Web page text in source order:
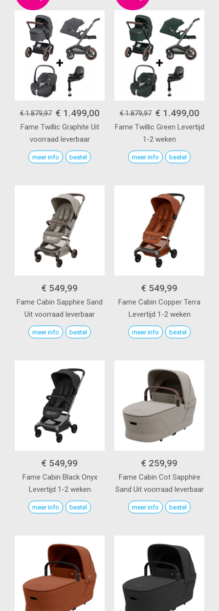
€ 1.879,97 € 1.499,00
Fame Twillic Graphite Uit
voorraad leverbaar
meer info bestel
€ 1.879,97 € 1.499,00
Fame Twillic Green Levertijd
1-2 weken
meer info bestel
€ 549,99
Fame Cabin Sapphire Sand
Uit voorraad leverbaar
meer info bestel
€ 549,99
Fame Cabin Copper Terra
Levertijd 1-2 weken
meer info bestel
€ 549,99
Fame Cabin Black Onyx
Levertijd 1-2 weken
meer info bestel
€ 259,99
Fame Cabin Cot Sapphire
Sand Uit voorraad leverbaar
meer info bestel